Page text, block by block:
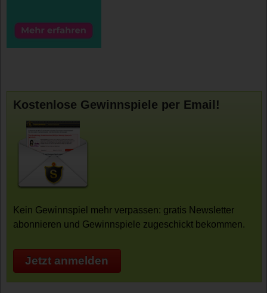
Kostenlose Gewinnspiele per Email!
Kein Gewinnspiel mehr verpassen: gratis Newsletter
abonnieren und Gewinnspiele zugeschickt bekommen.
Jetzt anmelden